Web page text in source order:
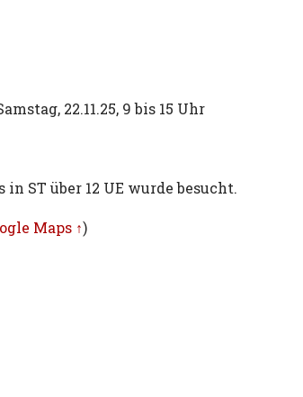
22.11.25, 9 bis 15 Uhr
ST über 12 UE wurde besucht.
Maps ↑)